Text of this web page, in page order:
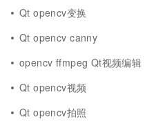
Qt opencv变换
Qt opencv canny
opencv ffmpeg Qt视频编辑
Qt opencv视频
Qt opencv拍照